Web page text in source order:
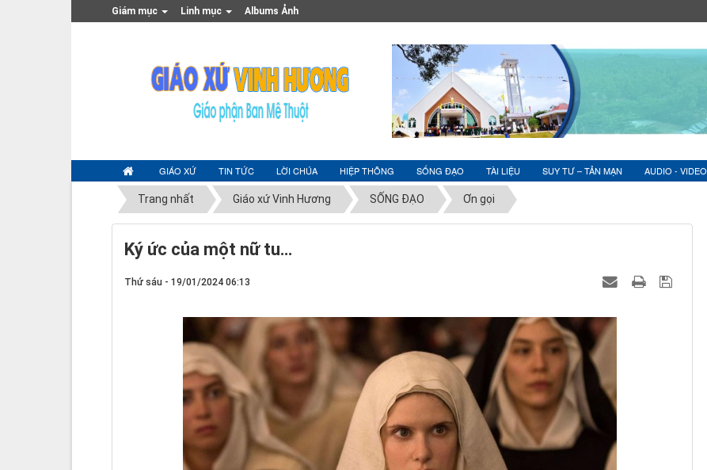
Giám mục Linh mục Albums Ảnh
GIÁO XỨ TIN TỨC LỜI CHÚA HIỆP THÔNG SỐNG ĐẠO TÀI LIỆU SUY TƯ – TẢN MẠN AUDIO - VIDEO
Trang nhất Giáo xứ Vinh Hương SỐNG ĐẠO Ơn gọi
Ký ức của một nữ tu…
Thứ sáu - 19/01/2024 06:13